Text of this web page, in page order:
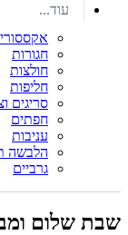
עוד...
חגורות
חולצות
חליפות
סריגים
חפתים
עניבות
הלבשה
גרביים
שבת שלום